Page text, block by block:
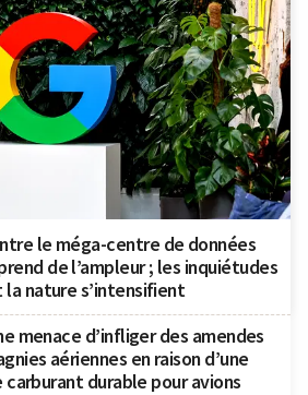
le méga-centre de données
de l’ampleur ; les inquiétudes
la nature s’intensifient
menace d’infliger des amendes
aériennes en raison d’une
carburant durable pour avions